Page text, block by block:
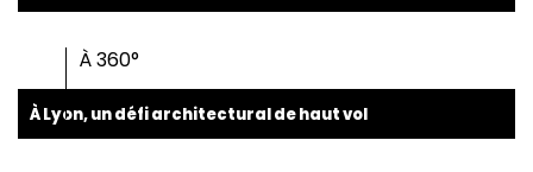
À 360°
À Lyon, un défi architectural de haut vol